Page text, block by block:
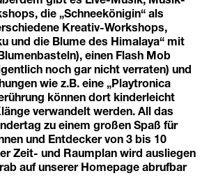
die „Schneekönigin“ als
Kreativ-Workshops,
und die Blume des Himalaya“ mit
einen Flash Mob
noch gar nicht verraten) und
wie z.B. eine „Playtronica
können dort kinderleicht
verwandelt werden. All das
zu einem großen Spaß für
und Entdecker von 3 bis 10
Zeit- und Raumplan wird ausliegen
auf unserer Homepage abrufbar